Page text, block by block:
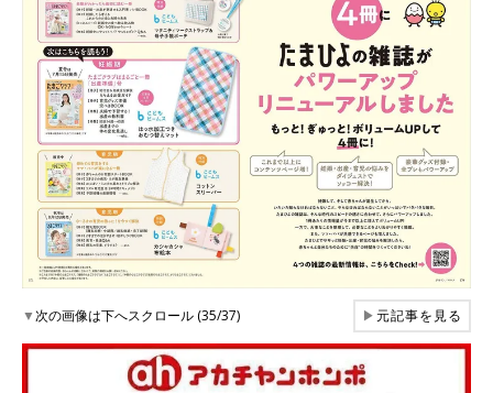
▼次の画像は下へスクロール (35/37) ▶元記事を見る